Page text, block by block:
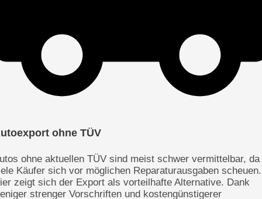
ohne TÜV
ohne aktuellen TÜV sind meist schwer vermittelbar, da
Käufer sich vor möglichen Reparaturausgaben scheuen.
zeigt sich der Export als vorteilhafte Alternative. Dank
strenger Vorschriften und kostengünstigerer